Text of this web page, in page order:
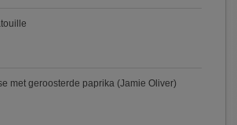
met geroosterde paprika (Jamie Oliver)